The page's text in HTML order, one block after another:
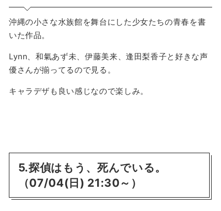
沖縄の小さな水族館を舞台にした少女たちの青春を書
いた作品。
Lynn、和氣あず未、伊藤美来、逢田梨香子と好きな声
優さんが揃ってるので見る。
キャラデザも良い感じなので楽しみ。
5.探偵はもう、死んでいる。
（07/04(日) 21:30～）